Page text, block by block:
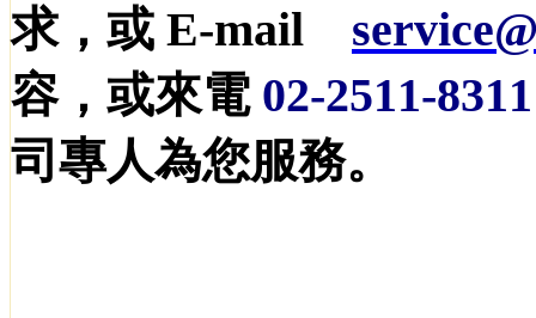
求，或 E-mail
容，或來電 02-2511-8311
司專人為您服務。